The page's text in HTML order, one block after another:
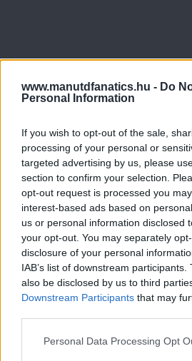
www.manutdfanatics.hu - Do
Personal Information
If you wish to opt-out of the sale,
processing of your personal or
targeted advertising by us, please
section to confirm your selection.
opt-out request is processed you
interest-based ads based on
us or personal information disclosed
your opt-out. You may separately
disclosure of your personal
IAB’s list of downstream
also be disclosed by us to third
Downstream Participants that may
Please note that this website/app
Personal Data Processing Opt